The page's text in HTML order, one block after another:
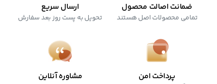
ضمانت اصالت محصول
تمامی محصولات اصل هستند
ارسال سریع
تحویل به پست روز بعد سفارش
پرداخت امن مشاوره آنلاین